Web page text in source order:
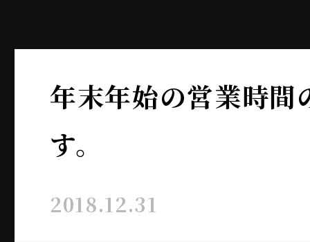
年末年始の営業時間
す。
2018.12.31